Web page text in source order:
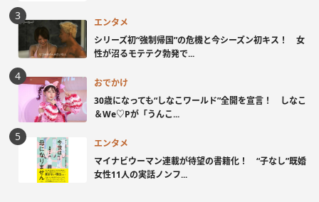
エンタメ
シリーズ初“強制帰国”の危機と今シーズン初キス！ 女
性が沼るモテテク勃発で...
おでかけ
30歳になっても“しなこワールド”全開を宣言！ しなこ
＆We♡Pが「うんこ...
エンタメ
マイナビウーマン連載が待望の書籍化！ “子なし”既婚
女性11人の実話ノンフ...